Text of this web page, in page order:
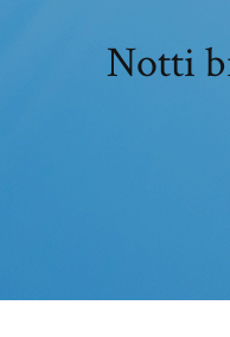
Notti